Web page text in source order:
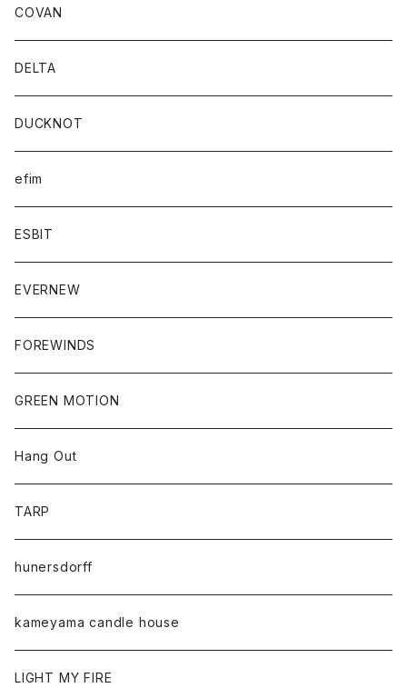
COVAN
DELTA
DUCKNOT
efim
ESBIT
EVERNEW
FOREWINDS
GREEN MOTION
Hang Out
TARP
hunersdorff
kameyama candle house
LIGHT MY FIRE